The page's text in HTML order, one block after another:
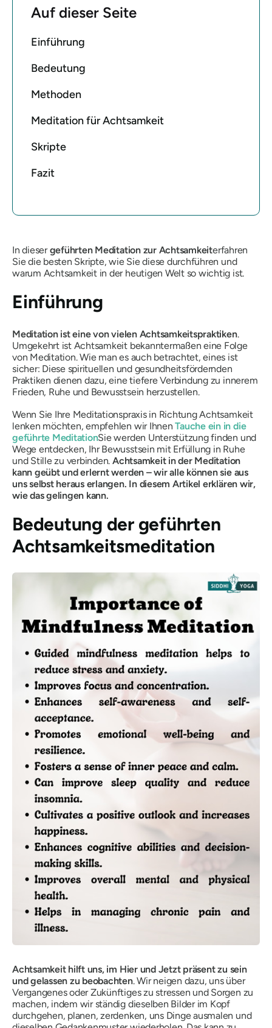
Auf dieser Seite
Einführung
Bedeutung
Methoden
Meditation für Achtsamkeit
Skripte
Fazit
In diesergeführten Meditation zur Achtsamkeiterfahren
Sie die besten Skripte, wie Sie diese durchführen und
warum Achtsamkeit in der heutigen Welt so wichtig ist.
Einführung
Meditation ist eine von vielen Achtsamkeitspraktiken.
Umgekehrt ist Achtsamkeit bekanntermaßen eine Folge
von Meditation. Wie man es auch betrachtet, eines ist
sicher: Diese spirituellen und gesundheitsfördernden
Praktiken dienen dazu, eine tiefere Verbindung zu innerem
Frieden, Ruhe und Bewusstsein herzustellen.
Wenn Sie Ihre Meditationspraxis in Richtung Achtsamkeit
lenken möchten, empfehlen wir IhnenTauche ein in die
geführte MeditationSie werden Unterstützung finden und
Wege entdecken, Ihr Bewusstsein mit Erfüllung in Ruhe
und Stille zu verbinden. Achtsamkeit in der Meditation
kann geübt und erlernt werden – wir alle können sie aus
uns selbst heraus erlangen. In diesem Artikel erklären wir,
wie das gelingen kann.
Bedeutung der geführten
Achtsamkeitsmeditation
Achtsamkeit hilft uns, im Hier und Jetzt präsent zu sein
und gelassen zu beobachten. Wir neigen dazu, uns über
Vergangenes oder Zukünftiges zu stressen und Sorgen zu
machen, indem wir ständig dieselben Bilder im Kopf
durchgehen, planen, zerdenken, uns Dinge ausmalen und